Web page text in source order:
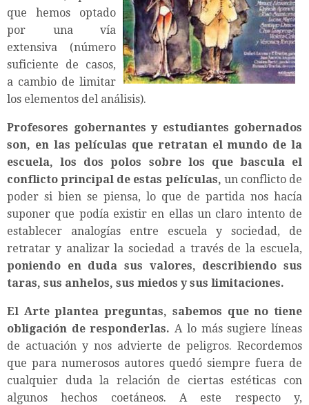
que hemos optado
por una vía
extensiva (número
suficiente de casos,
a cambio de limitar
los elementos del análisis).
Profesores gobernantes y estudiantes gobernados
son, en las películas que retratan el mundo de la
escuela, los dos polos sobre los que bascula el
conflicto principal de estas películas, un conflicto de
poder si bien se piensa, lo que de partida nos hacía
suponer que podía existir en ellas un claro intento de
establecer analogías entre escuela y sociedad, de
retratar y analizar la sociedad a través de la escuela,
poniendo en duda sus valores, describiendo sus
taras, sus anhelos, sus miedos y sus limitaciones.
El Arte plantea preguntas, sabemos que no tiene
obligación de responderlas. A lo más sugiere líneas
de actuación y nos advierte de peligros. Recordemos
que para numerosos autores quedó siempre fuera de
cualquier duda la relación de ciertas estéticas con
algunos hechos coetáneos. A este respecto y,